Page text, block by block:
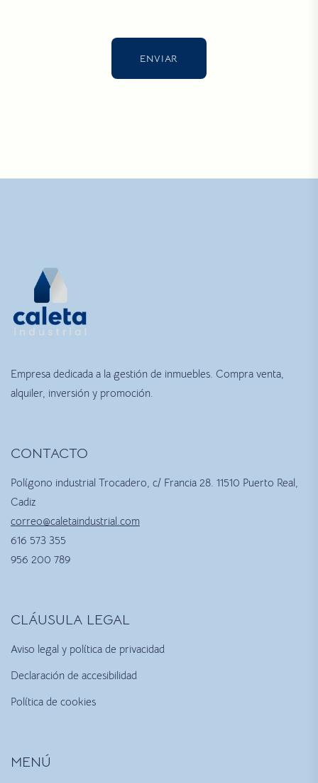
Empresa dedicada a la gestión de inmuebles. Compra venta,
alquiler, inversión y promoción.
CONTACTO
Polígono industrial Trocadero, c/ Francia 28. 11510 Puerto Real,
Cadiz
correo@caletaindustrial.com
616 573 355
956 200 789
CLÁUSULA LEGAL
Aviso legal y política de privacidad
Declaración de accesibilidad
Política de cookies
MENÚ